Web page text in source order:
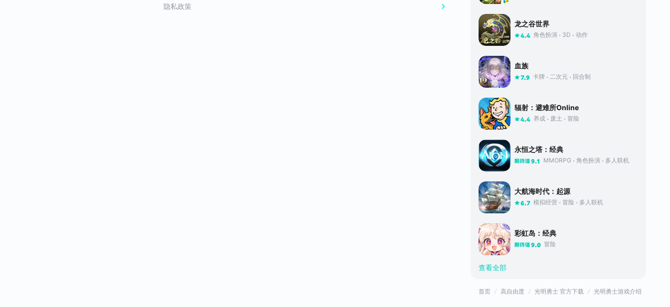
隐私政策
龙之谷世界
4.4 角色扮演 3D 动作
血族
7.9 卡牌 二次元 回合制
辐射：避难所Online
4.4 养成 废土 冒险
永恒之塔：经典
9.1 MMORPG 角色扮演 多人联机
大航海时代：起源
6.7 模拟经营 冒险 多人联机
彩虹岛：经典
9.0 冒险
查看全部
首页 高自由度 光明勇士 官方下载 光明勇士游戏介绍